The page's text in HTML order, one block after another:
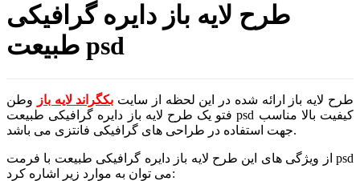
طرح لایه باز دایره گرافیکی
طبیعت psd
طرح لایه باز ارائه شده در این لحظه از سایت بکگراند لایه باز وطن
فتو یک طرح لایه باز دایره گرافیکی طبیعت psd کیفیت بالا مناسب
جهت استفاده در طراحی های گرافیکی فانتزی می باشد.
از ویژگی های این طرح لایه باز دایره گرافیکی طبیعت با فرمت psd
می توان به موارد زیر اشاره کرد: